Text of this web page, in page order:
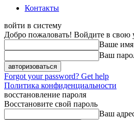
Контакты
войти в систему
Добро пожаловать! Войдите в свою
Ваше имя
Ваш
Forgot your password? Get help
Политика конфиденциальности
восстановление пароля
Восстановите свой пароль
Ваш